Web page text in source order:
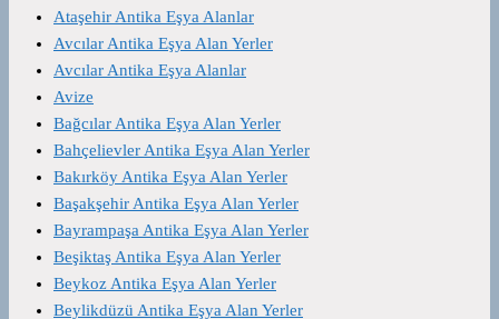
Ataşehir Antika Eşya Alanlar
Avcılar Antika Eşya Alan Yerler
Avcılar Antika Eşya Alanlar
Avize
Bağcılar Antika Eşya Alan Yerler
Bahçelievler Antika Eşya Alan Yerler
Bakırköy Antika Eşya Alan Yerler
Başakşehir Antika Eşya Alan Yerler
Bayrampaşa Antika Eşya Alan Yerler
Beşiktaş Antika Eşya Alan Yerler
Beykoz Antika Eşya Alan Yerler
Beylikdüzü Antika Eşya Alan Yerler